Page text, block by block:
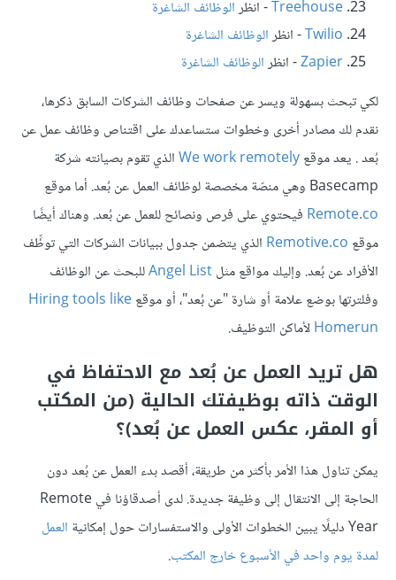
Treehouse- انظرالوظائف الشاغرة
Twilio- انظرالوظائف الشاغرة
Zapier- انظرالوظائف الشاغرة
لكي تبحث بسهولة ويسر عن صفحات وظائف الشركات السابق ذكرها،
نقدم لك مصادر أخرى وخطوات ستساعدك على اقتناص وظائف عمل عن
بُعد . يعد موقعWe work remotelyالذي تقوم بصيانته شركة
Basecamp وهي منصّة مخصصة لوظائف العمل عن بُعد. أما موقع
Remote.co فيحتوي على فرص ونصائح للعمل عن بُعد. وهناك أيضًا
موقع Remotive.co الذي يتضمن جدول ببيانات الشركات التي توظِّف
الأفراد عن بُعد. وإليك مواقع مثلAngel Listللبحث عن الوظائف
وفلترتها بوضع علامة أو شارة "عن بُعد"، أو موقعHiring tools like
Homerunلأماكن التوظيف.
هل تريد العمل عن بُعد مع الاحتفاظ في
الوقت ذاته بوظيفتك الحالية (من المكتب
أو المقر، عكس العمل عن بُعد)؟
يمكن تناول هذا الأمر بأكثر من طريقة، أقصد بدء العمل عن بُعد دون
الحاجة إلى الانتقال إلى وظيفة جديدة. لدى أصدقاؤنا في Remote
Year دليلًا يبين الخطوات الأولى والاستفسارات حول إمكانية
العمل
لمدة يوم واحد في الأسبوع خارج المكتب.